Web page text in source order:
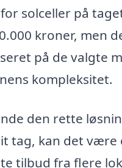
solceller på
kroner, men
på de valgte
kompleksitet.
den rette
tag, kan det være
tilbud fra flere